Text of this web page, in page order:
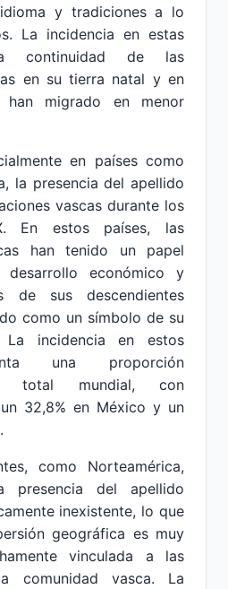
y tradiciones a lo
La incidencia en estas
continuidad de las
en su tierra natal y en
migrado en menor
en países como
la presencia del apellido
vascas durante los
En estos países, las
han tenido un papel
económico y
de sus descendientes
como un símbolo de su
La incidencia en estos
una proporción
total mundial, con
32,8% en México y un
como Norteamérica,
del apellido
inexistente, lo que
geográfica es muy
vinculada a las
comunidad vasca. La